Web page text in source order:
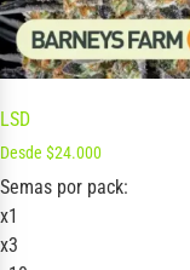
LSD
Desde $24.000
Semas por pack:
x1
x3